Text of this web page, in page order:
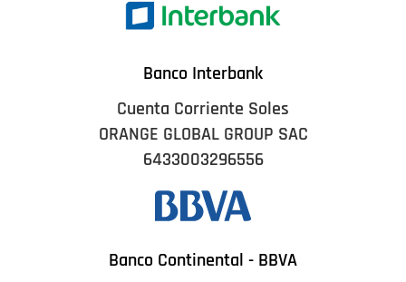
Banco Interbank
Cuenta Corriente Soles
ORANGE GLOBAL GROUP SAC
6433003296556
Banco Continental - BBVA